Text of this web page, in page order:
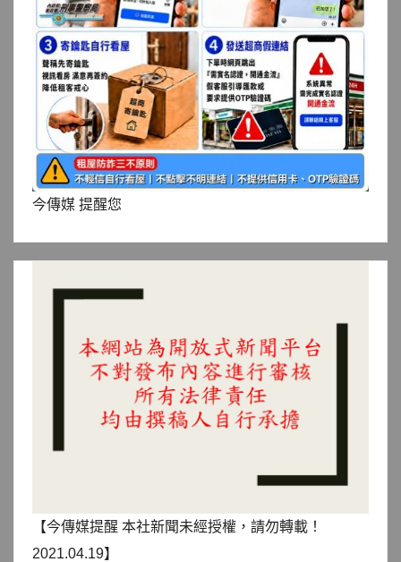
今傳媒 提醒您
【今傳媒提醒 本社新聞未經授權，請勿轉載！
2021.04.19】